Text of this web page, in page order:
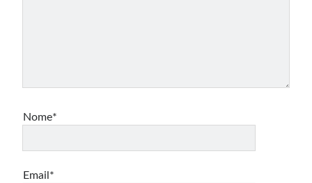
Nome*
Email*